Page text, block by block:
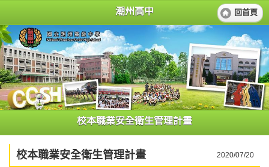
潮州高中 回首頁
校本職業安全衛生管理計畫
校本職業安全衛生管理計畫 2020/07/20